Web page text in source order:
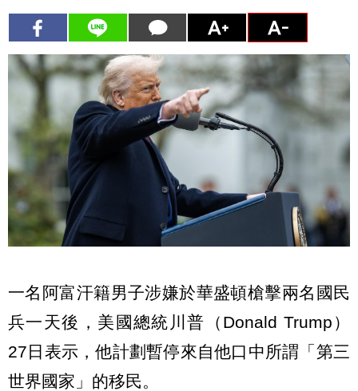
一名阿富汗籍男子涉嫌於華盛頓槍擊兩名國民
兵一天後，美國總統川普（Donald Trump）
27日表示，他計劃暫停來自他口中所謂「第三
世界國家」的移民。